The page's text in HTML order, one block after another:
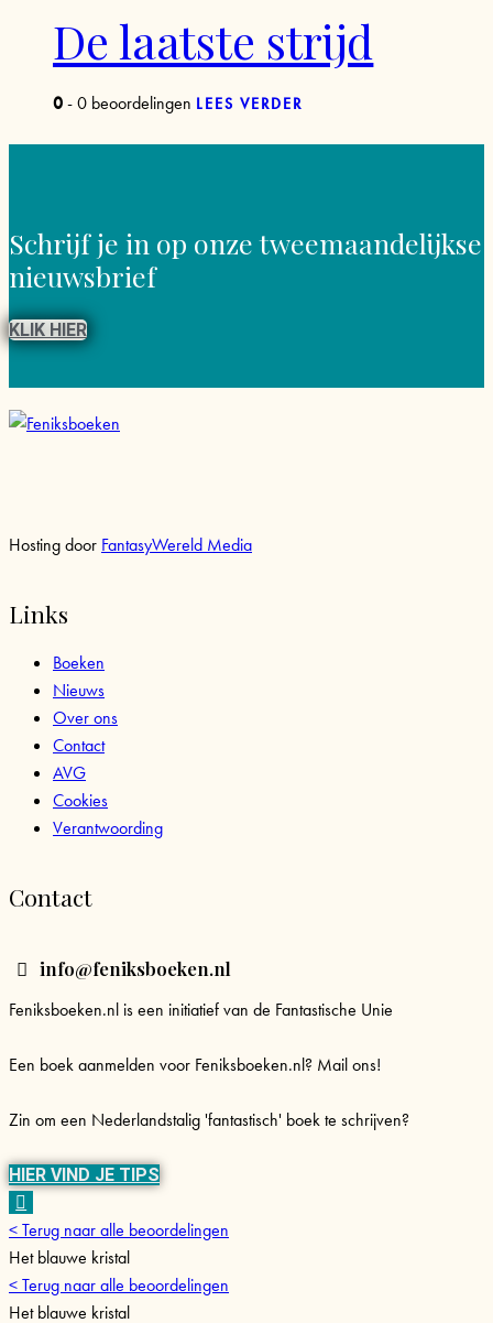
De laatste strijd
0- 0 beoordelingen LEES VERDER
Schrijf je in op onze tweemaandelijkse
nieuwsbrief
KLIK HIER
Hosting door FantasyWereld Media
Links
Boeken
Nieuws
Over ons
Contact
AVG
Cookies
Verantwoording
Contact
info@feniksboeken.nl
Feniksboeken.nl is een initiatief van de Fantastische Unie
Een boek aanmelden voor Feniksboeken.nl? Mail ons!
Zin om een Nederlandstalig 'fantastisch' boek te schrijven?
HIER VIND JE TIPS
< Terug naar alle beoordelingen
Het blauwe kristal
< Terug naar alle beoordelingen
Het blauwe kristal